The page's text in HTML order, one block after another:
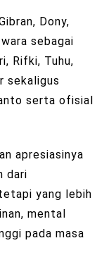
Dony,
sebagai
Rifki, Tuhu,
sekaligus
serta ofisial
apresiasinya
dari
yang lebih
mental
pada masa